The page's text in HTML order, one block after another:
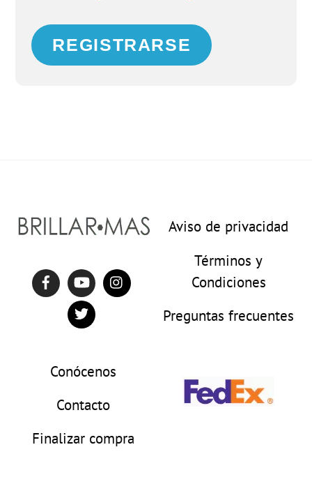
REGISTRARSE
Aviso de privacidad
Términos y
Condiciones
Preguntas frecuentes
Conócenos
Contacto
Finalizar compra